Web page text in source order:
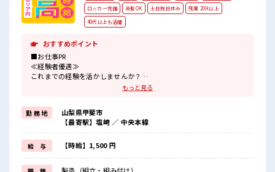
ロッカー完備
染髪OK 土日祝日休み
残業 20H以上
40代以上も活躍
おすすめポイント
■お仕事PR
≪経験者優遇≫
これまでの経験を活かしませんか？
≪残業多めでがっつり稼ぐ≫
高収入を希望される方にオススメ。
残業は月20時間以上あります♪
≪週休2日制≫
週末は家族や友人と一緒にプライベート満喫！
≪ヘアカラーOKで自由な雰囲気の職場≫
明るすぎたり奇抜でなければ基本的に自由！
もっと見る
勤 務 地
山梨県甲斐市
【最寄駅】塩崎 ／ 中央本線
給 与 【時給】1,500 円